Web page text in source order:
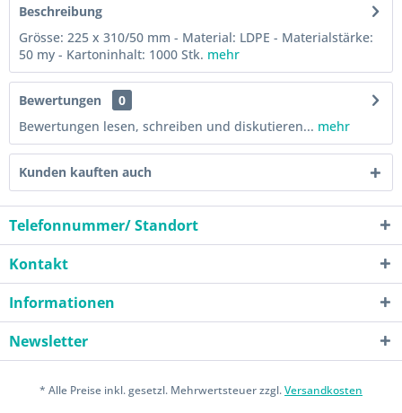
Beschreibung
Grösse: 225 x 310/50 mm - Material: LDPE - Materialstärke:
50 my - Kartoninhalt: 1000 Stk. mehr
Bewertungen
0
Bewertungen lesen, schreiben und diskutieren... mehr
Kunden kauften auch
Telefonnummer/ Standort
Kontakt
Informationen
Newsletter
* Alle Preise inkl. gesetzl. Mehrwertsteuer zzgl.Versandkosten